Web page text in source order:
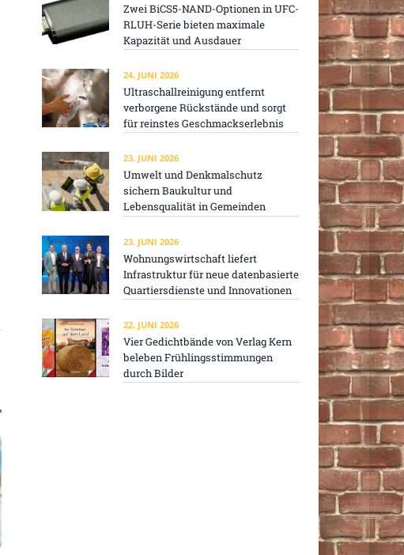
Zwei BiCS5-NAND-Optionen in UFC-
RLUH-Serie bieten maximale
Kapazität und Ausdauer
24. JUNI 2026
Ultraschallreinigung entfernt
verborgene Rückstände und sorgt
für reinstes Geschmackserlebnis
23. JUNI 2026
Umwelt und Denkmalschutz
sichern Baukultur und
Lebensqualität in Gemeinden
23. JUNI 2026
Wohnungswirtschaft liefert
Infrastruktur für neue datenbasierte
Quartiersdienste und Innovationen
22. JUNI 2026
Vier Gedichtbände von Verlag Kern
beleben Frühlingsstimmungen
durch Bilder